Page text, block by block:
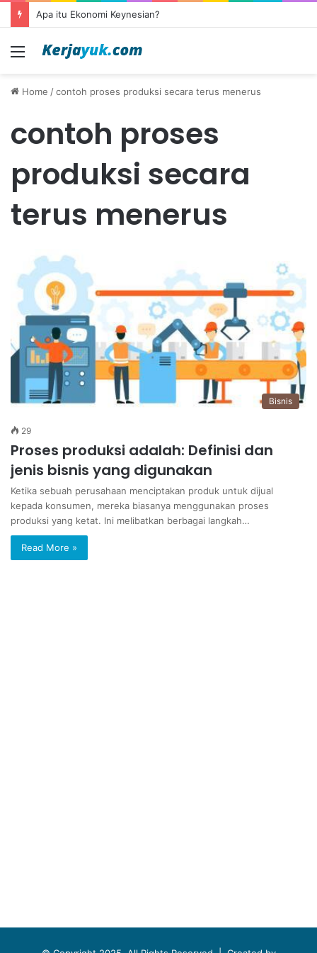
Apa itu Ekonomi Keynesian?
Menu
Home /contoh proses produksi secara terus menerus
contoh proses
produksi secara
terus menerus
Bisnis
29
Proses produksi adalah: Definisi dan
jenis bisnis yang digunakan
Ketika sebuah perusahaan menciptakan produk untuk dijual
kepada konsumen, mereka biasanya menggunakan proses
produksi yang ketat. Ini melibatkan berbagai langkah…
Read More »